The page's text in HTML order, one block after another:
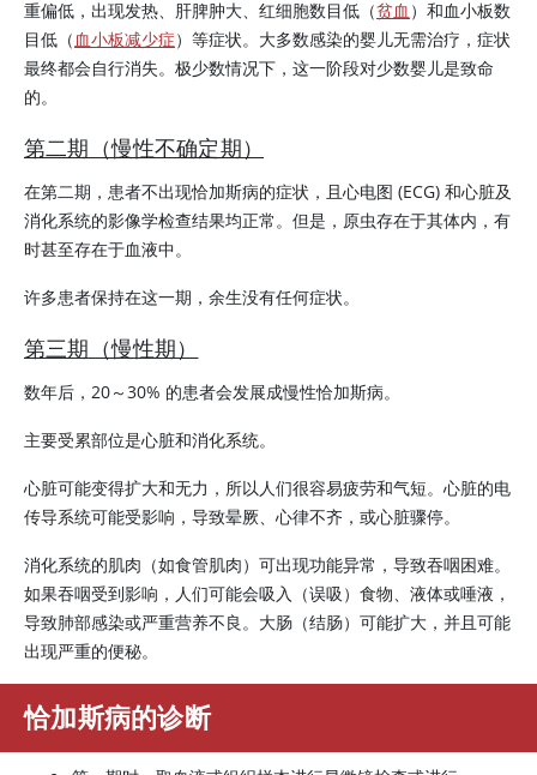
重偏低，出现发热、肝脾肿大、红细胞数目低（贫血 ）和血小板数
目低（ 血小板减少症）等症状。大多数感染的婴儿无需治疗，症状
最终都会自行消失。极少数情况下，这一阶段对少数婴儿是致命
的。
第二期（慢性不确定期）
在第二期，患者不出现恰加斯病的症状，且心电图 (ECG) 和心脏及
消化系统的影像学检查结果均正常。但是，原虫存在于其体内，有
时甚至存在于血液中。
许多患者保持在这一期，余生没有任何症状。
第三期（慢性期）
数年后，20～30% 的患者会发展成慢性恰加斯病。
主要受累部位是心脏和消化系统。
心脏可能变得扩大和无力，所以人们很容易疲劳和气短。心脏的电
传导系统可能受影响，导致晕厥、心律不齐，或心脏骤停。
消化系统的肌肉（如食管肌肉）可出现功能异常，导致吞咽困难。
如果吞咽受到影响，人们可能会吸入（误吸）食物、液体或唾液，
导致肺部感染或严重营养不良。大肠（结肠）可能扩大，并且可能
出现严重的便秘。
恰加斯病的诊断